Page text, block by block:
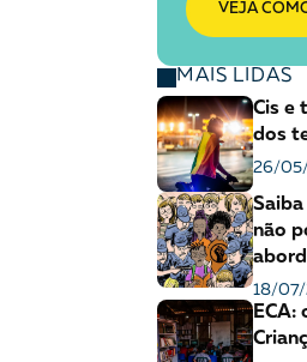
VEJA
MAIS LIDAS
Cis e
dos
26/
não
18/
ECA: